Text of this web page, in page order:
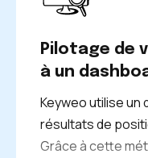
optimisant tout
Pilotage de
à un
Keyweo utilise un
résultats de
Grâce à cette